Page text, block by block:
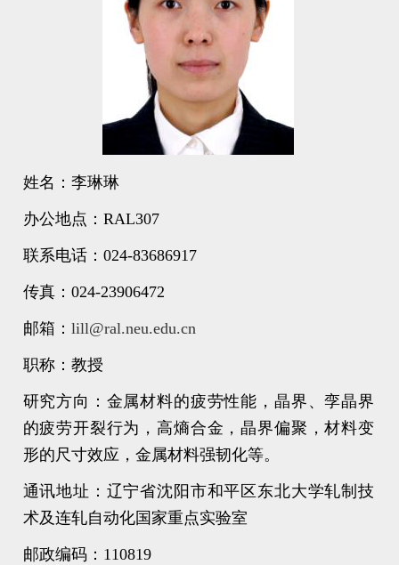
姓名：李琳琳
办公地点： RAL307
联系电话： 024-83686917
传真： 024-23906472
邮箱： lill@ral.neu.edu.cn
职称：教授
研究方向：金属材料的疲劳性能，晶界、孪晶界
的疲劳开裂行为，高熵合金，晶界偏聚，材料变
形的尺寸效应，金属材料强韧化等。
通讯地址：辽宁省沈阳市和平区东北大学轧制技
术及连轧自动化国家重点实验室
邮政编码： 110819